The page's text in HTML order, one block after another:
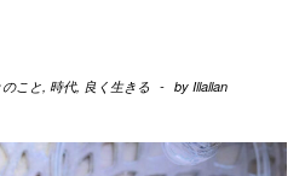
のこと, 時代, 良く生きる - by Illallan